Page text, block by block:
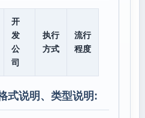
开
发
公
司
执行
方式
流行
程度
式说明、类型说明: